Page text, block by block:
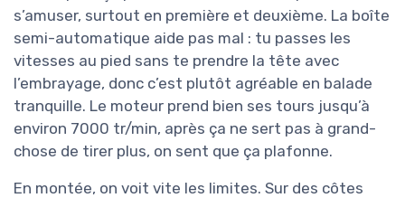
s’amuser, surtout en première et deuxième. La boîte
semi-automatique aide pas mal : tu passes les
vitesses au pied sans te prendre la tête avec
l’embrayage, donc c’est plutôt agréable en balade
tranquille. Le moteur prend bien ses tours jusqu’à
environ 7000 tr/min, après ça ne sert pas à grand-
chose de tirer plus, on sent que ça plafonne.
En montée, on voit vite les limites. Sur des côtes